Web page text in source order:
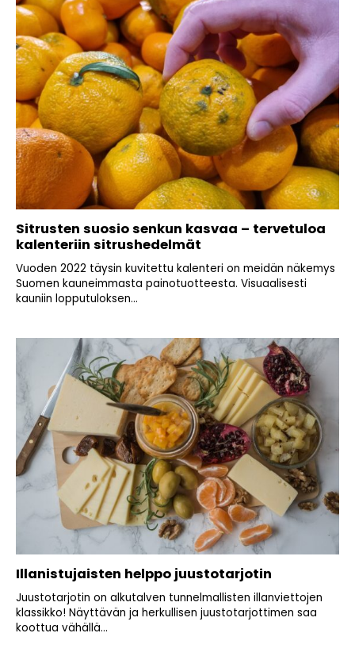
Sitrusten suosio senkun kasvaa – tervetuloa
kalenteriin sitrushedelmät
Vuoden 2022 täysin kuvitettu kalenteri on meidän näkemys
Suomen kauneimmasta painotuotteesta. Visuaalisesti
kauniin lopputuloksen...
Illanistujaisten helppo juustotarjotin
Juustotarjotin on alkutalven tunnelmallisten illanviettojen
klassikko! Näyttävän ja herkullisen juustotarjottimen saa
koottua vähällä...